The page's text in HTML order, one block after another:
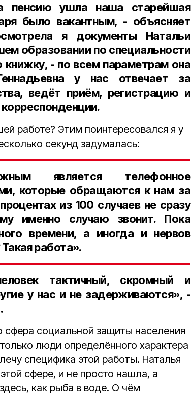
ушла наша старейшая
было вакантным, - объясняет
я документы Натальи
образовании по специальности
- по всем параметрам она
у нас отвечает за
ведёт приём, регистрацию и
работе? Этим поинтересовался я у
секунд задумалась:
является телефонное
которые обращаются к нам за
из 100 случаев не сразу
именно случаю звонит. Пока
времени, а иногда и нервов
работа».
тактичный, скромный и
у нас и не задерживаются», -
сфера социальной защиты населения
люди определённого характера
специфика этой работы. Наталья
сфере, и не просто нашла, а
как рыба в воде. О чём